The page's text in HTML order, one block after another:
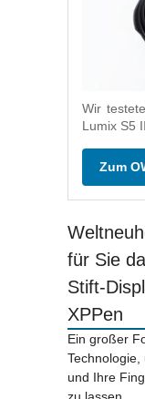
Wir
Lumix S5
Zum
für Sie
Stift-
XPPen
Ein großer
und Ihre